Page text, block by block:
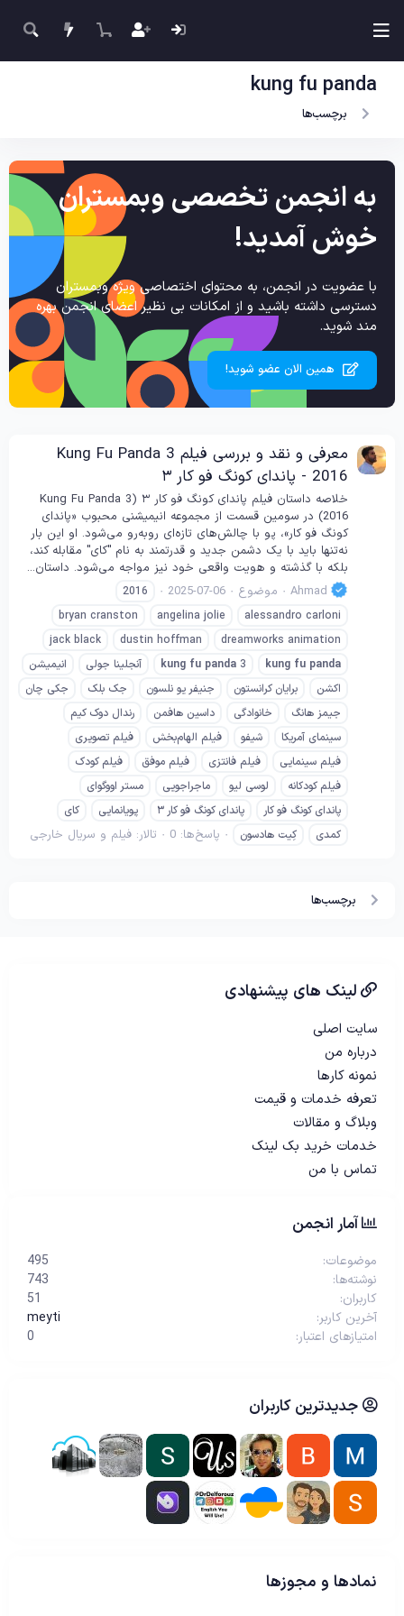
kung fu panda
برچسب‌ها
به انجمن تخصصی وبمستران
خوش آمدید!
با عضویت در انجمن، به محتوای اختصاصی ویژه وبمستران
دسترسی داشته باشید و از امکانات بی نظیر اعضای انجمن بهره
مند شوید.
همین الان عضو شوید!
معرفی و نقد و بررسی فیلم Kung Fu Panda 3
2016 - پاندای کونگ فو کار ۳
خلاصه داستان فیلم پاندای کونگ فو کار ۳ (Kung Fu Panda 3
2016) در سومین قسمت از مجموعه انیمیشنی محبوب «پاندای
کونگ فو کار»، پو با چالش‌های تازه‌ای روبه‌رو می‌شود. او این بار
نه‌تنها باید با یک دشمن جدید و قدرتمند به نام "کای" مقابله کند،
بلکه با گذشته و هویت واقعی خود نیز مواجه می‌شود. داستان...
Ahmad
موضوع 2025-07-06
2016
alessandro carloni
angelina jolie
bryan cranston
dreamworks animation
dustin hoffman
jack black
kung fu panda
kung fu panda 3 آنجلینا جولی
انیمیشن
اکشن
برایان کرانستون جنیفر یو نلسون جک بلک
جکی چان
جیمز هانگ
خانوادگی داسین هافمن
رندال دوک کیم
سینمای آمریکا
شیفو فیلم الهام‌بخش
فیلم تصویری
فیلم سینمایی
فیلم فانتزی فیلم موفق
فیلم کودک
فیلم کودکانه
لوسی لیو ماجراجویی
مستر اووگوای
پاندای کونگ فو کار
پاندای کونگ فو کار ۳ پویانمایی
کای
کمدی
کِیت هادسون پاسخ‌ها: 0 تالار: فیلم و سریال خارجی
برچسب‌ها
لینک های پیشنهادی
سایت اصلی
درباره من
نمونه کارها
تعرفه خدمات و قیمت
وبلاگ و مقالات
خدمات خرید بک لینک
تماس با من
آمار انجمن
موضوعات
495
نوشته‌ها
743
کاربران
51
آخرین کاربر
meyti
امتیازهای اعتبار
0
جدیدترین کاربران
نمادها و مجوزها